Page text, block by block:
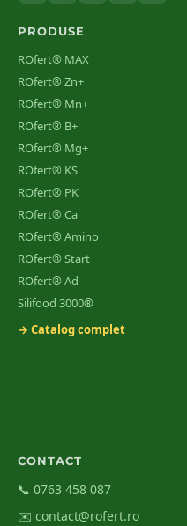
PRODUSE
ROfert® MAX
ROfert® Zn+
ROfert® Mn+
ROfert® B+
ROfert® Mg+
ROfert® KS
ROfert® PK
ROfert® Ca
ROfert® Amino
ROfert® Start
ROfert® Ad
Silifood 3000®
→ Catalog complet
CONTACT
📞 0763 458 087
✉️ contact@rofert.ro